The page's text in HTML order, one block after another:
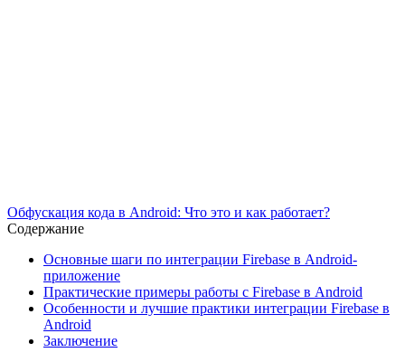
Обфускация кода в Android: Что это и как работает?
Содержание
Основные шаги по интеграции Firebase в Android-
приложение
Практические примеры работы с Firebase в Android
Особенности и лучшие практики интеграции Firebase в
Android
Заключение